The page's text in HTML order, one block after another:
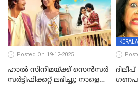
Posted On 19-12-2025
ഹാല്‍ സിനിമയ്ക്ക് സെന്‍സര്‍
സര്‍ട്ടിഫിക്കറ്റ് ലഭിച്ചു; നാളെ
KERALA